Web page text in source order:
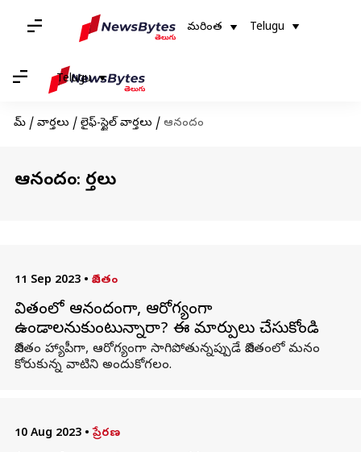
మరింత Telugu
Telugu
హోమ్ / వార్తలు / లైఫ్-స్టైల్ వార్తలు / ఆనందం
ఆనందం: వార్తలు
11 Sep 2023 • జీవితం
జీవితంలో ఆనందంగా, ఆరోగ్యంగా
ఉండాలనుకుంటున్నారా? ఈ మార్పులు చేసుకోండి
జీవితం హ్యాపీగా, ఆరోగ్యంగా సాగిపోతున్నప్పుడే జీవితంలో మనం
కోరుకున్న వాటిని అందుకోగలం.
10 Aug 2023 • ప్రేరణ